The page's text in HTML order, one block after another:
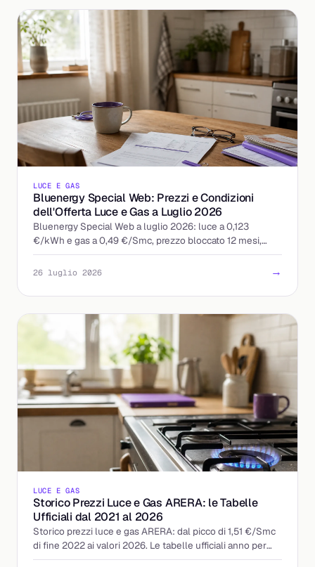
LUCE E GAS
Bluenergy Special Web: Prezzi e Condizioni
dell'Offerta Luce e Gas a Luglio 2026
Bluenergy Special Web a luglio 2026: luce a 0,123
€/kWh e gas a 0,49 €/Smc, prezzo bloccato 12 mesi,
quota fissa 9 €/mese. Ecco a chi conviene davvero.
26 luglio 2026 →
LUCE E GAS
Storico Prezzi Luce e Gas ARERA: le Tabelle
Ufficiali dal 2021 al 2026
Storico prezzi luce e gas ARERA: dal picco di 1,51 €/Smc
di fine 2022 ai valori 2026. Le tabelle ufficiali anno per
anno e come leggerle in bolletta.